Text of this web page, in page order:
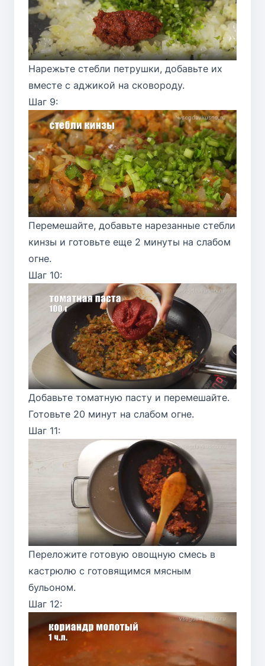
Нарежьте стебли петрушки, добавьте их
вместе с аджикой на сковороду.
Шаг 9:
Перемешайте, добавьте нарезанные стебли
кинзы и готовьте еще 2 минуты на слабом
огне.
Шаг 10:
Добавьте томатную пасту и перемешайте.
Готовьте 20 минут на слабом огне.
Шаг 11:
Переложите готовую овощную смесь в
кастрюлю с готовящимся мясным
бульоном.
Шаг 12: